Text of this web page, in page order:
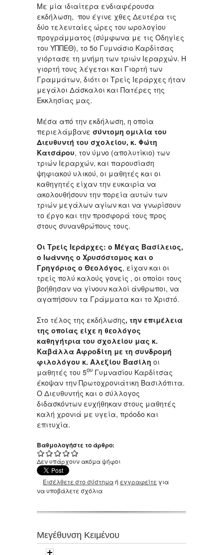
Με μία ιδιαίτερα ενδιαφέρουσα
εκδήλωση, που έγινε χθες Δευτέρα τις
δύο τελευταίες ώρες του ωρολογίου
προγράμματος (σύμφωνα με τις Οδηγίες
του ΥΠΠΕΘ), το 5ο Γυμνάσιο Καρδίτσας
γιόρτασε τη μνήμη των τριών Ιεραρχών. Η
γιορτή τους λέγεται και Γιορτή των
Γραμμάτων, διότι οι Τρείς Ιεράρχες ήταν
μεγάλοι Δάσκαλοι και Πατέρες της
Εκκλησίας μας.
Μέσα από την εκδήλωση, η οποία
περιελάμβανε σύντομη ομιλία του
Διευθυντή του σχολείου, κ. Φώτη
Κατσάρου, τον ύμνο (απολυτίκιο) των
τριών Ιεραρχών, και παρουσίαση
ψηφιακού υλικού, οι μαθητές και οι
καθηγητές είχαν την ευκαιρία να
ακολουθήσουν την πορεία αυτών των
τριών μεγάλων αγίων και να γνωρίσουν
το έργο και την προσφορά τους προς
στους συνανθρώπους τους.
Οι Τρείς Ιεράρχες: ο Μέγας Βασίλειος,
ο Ιωάννης ο Χρυσόστομος και ο
Γρηγόριος ο Θεολόγος, είχαν και οι
τρείς πολύ καλούς γονείς , οι οποίοι τους
βοήθησαν να γίνουν καλοί άνθρωποι, να
αγαπήσουν τα Γράμματα και το Χριστό.
Στο τέλος της εκδήλωσης, την επιμέλεια
της οποίας είχε η θεολόγος
καθηγήτρια του σχολείου μας κ.
Καβάλλα Αφροδίτη με τη συνδρομή
φιλολόγου κ. Αλεξίου Βασίλη οι
μαθητές του 5ου Γυμνασίου Καρδίτσας
έκοψαν την Πρωτοχρονιάτικη Βασιλόπιτα.
Ο Διευθυντής και ο σύλλογος
διδασκόντων ευχήθηκαν στους μαθητές
καλή χρονιά με υγεία, πρόοδο και
επιτυχία.
Βαθμολογήστε το άρθρο:
Δεν υπάρχουν ακόμα ψήφοι
Εισέλθετε στο σύστημαή εγγραφείτε για
να υποβάλετε σχόλια
Μεγέθυνση Κειμένου